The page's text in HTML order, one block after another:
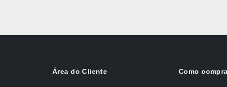
Área do Cliente Como